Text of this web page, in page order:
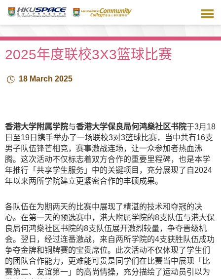
主
容2025年度联校3X3篮球比赛
18 March 2025
香港大学附属学院与香港大学保良局何鸿燊社区书院于3月18
日至19日携手举办了一场联校3对3篮球比赛，当中共有16支
男子队伍锋芒相竞，赛事激战连场，让一众参加者热血沸
腾。这次活动不仅标志着双方合作的重要里程碑，也是本学
年推行「共享学生服务」中的关键项目，充分展现了自2024
年以来两所学院建立更紧密合作的丰硕成果。
各队伍在为期两天的比赛中展现了精湛的技术和夺冠的决
心。在第一天的预选赛中，港大附属学院的8支队伍与港大保
良局何鸿燊社区书院的8支队伍展开激烈较量，争夺晋级机
会。翌日，经过连番激战，来自两所学院的4支获胜队伍成功
争夺金牌和铜牌赛的宝贵席位。此次活动不仅体现了学生们
的团队合作能力，更难能可贵是同学们在比赛当中展现「比
赛第二、友谊第一」的高尚情操，充分描绘了运动员引以为